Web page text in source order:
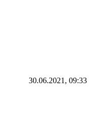
30.06.2021, 09:33